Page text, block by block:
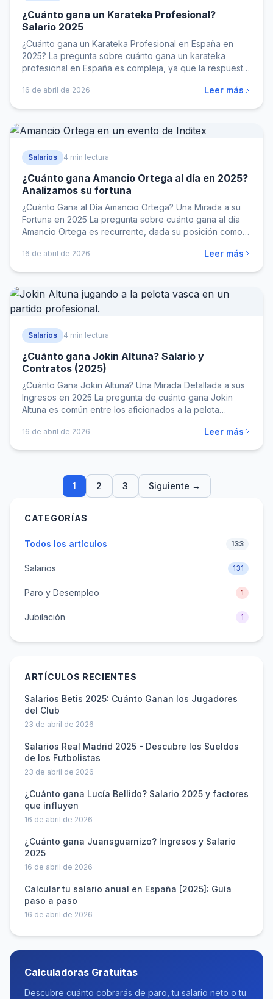
¿Cuánto gana un Karateka Profesional?
Salario 2025
¿Cuánto gana un Karateka Profesional en España en
2025? La pregunta sobre cuánto gana un karateka
profesional en España es compleja, ya que la respuesta
16 de abril de 2026 Leer más
Salarios 4 min lectura
¿Cuánto gana Amancio Ortega al día en 2025?
Analizamos su fortuna
¿Cuánto Gana al Día Amancio Ortega? Una Mirada a su
Fortuna en 2025 La pregunta sobre cuánto gana al día
Amancio Ortega es recurrente, dada su posición como…
16 de abril de 2026 Leer más
Salarios 4 min lectura
¿Cuánto gana Jokin Altuna? Salario y
Contratos (2025)
¿Cuánto Gana Jokin Altuna? Una Mirada Detallada a sus
Ingresos en 2025 La pregunta de cuánto gana Jokin
Altuna es común entre los aficionados a la pelota
16 de abril de 2026 Leer más
1 2 3 Siguiente →
CATEGORÍAS
Todos los artículos 133
Salarios 131
Paro y Desempleo 1
Jubilación 1
ARTÍCULOS RECIENTES
Salarios Betis 2025: Cuánto Ganan los Jugadores
del Club
23 de abril de 2026
Salarios Real Madrid 2025 - Descubre los Sueldos
de los Futbolistas
23 de abril de 2026
¿Cuánto gana Lucía Bellido? Salario 2025 y factores
que influyen
16 de abril de 2026
¿Cuánto gana Juansguarnizo? Ingresos y Salario
2025
16 de abril de 2026
Calcular tu salario anual en España [2025]: Guía
paso a paso
16 de abril de 2026
Calculadoras Gratuitas
Descubre cuánto cobrarás de paro, tu salario neto o tu